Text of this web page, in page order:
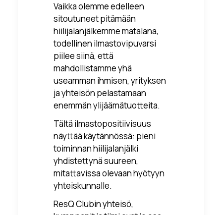
Vaikka olemme edelleen
sitoutuneet pitämään
hiilijalanjälkemme matalana,
todellinen ilmastovipuvarsi
piilee siinä, että
mahdollistamme yhä
useamman ihmisen, yrityksen
ja yhteisön pelastamaan
enemmän ylijäämätuotteita.
Tältä ilmastopositiivisuus
näyttää käytännössä: pieni
toiminnan hiilijalanjälki
yhdistettynä suureen,
mitattavissa olevaan hyötyyn
yhteiskunnalle.
ResQ Clubin yhteisö,